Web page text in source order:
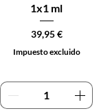
1x1 ml
Precio
39,95 €
Impuesto excluido